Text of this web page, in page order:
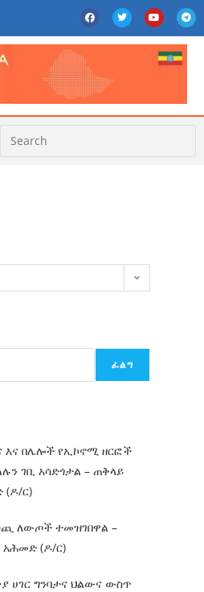
ፈልግ
እና በሌሎች የኢኮኖሚ ዘርፎች
ገቢ አሳድጎታል – ጠቅላይ
(ዶ/ር)
ለውጦች ተመዝገበዋል –
አሕመድ (ዶ/ር)
ሀገር ግንባታና ህልውና ውስጥ